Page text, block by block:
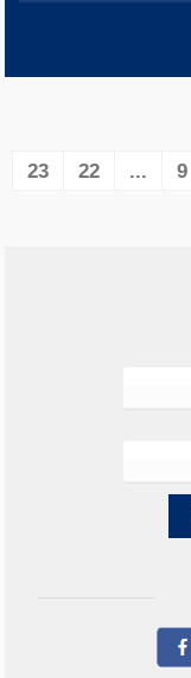
9
...
22
23